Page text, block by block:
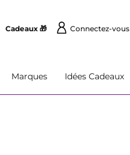
Cadeaux 🎁 Connectez-vous
Marques Idées Cadeaux